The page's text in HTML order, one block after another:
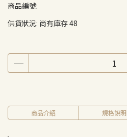
商品編號:
供貨狀況: 尚有庫存 48
商品介紹 規格說明